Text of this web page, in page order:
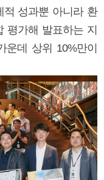
적 성과뿐 아니라 환
평가해 발표하는 지
운데 상위 10%만이